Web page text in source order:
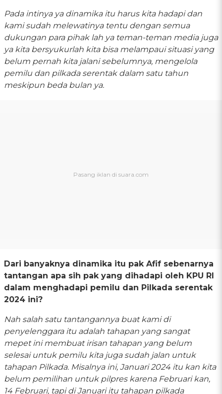
Pada intinya ya dinamika itu harus kita hadapi dan
kami sudah melewatinya tentu dengan semua
dukungan para pihak lah ya teman-teman media juga
ya kita bersyukurlah kita bisa melampaui situasi yang
belum pernah kita jalani sebelumnya, mengelola
pemilu dan pilkada serentak dalam satu tahun
meskipun beda bulan ya.
Dari banyaknya dinamika itu pak Afif sebenarnya
tantangan apa sih pak yang dihadapi oleh KPU RI
dalam menghadapi pemilu dan Pilkada serentak
2024 ini?
Nah salah satu tantangannya buat kami di
penyelenggara itu adalah tahapan yang sangat
mepet ini membuat irisan tahapan yang belum
selesai untuk pemilu kita juga sudah jalan untuk
tahapan Pilkada. Misalnya ini, Januari 2024 itu kan kita
belum pemilihan untuk pilpres karena Februari kan,
14 Februari, tapi di Januari itu tahapan pilkada